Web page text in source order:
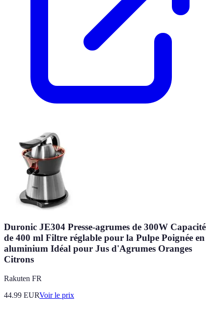
Duronic JE304 Presse-agrumes de 300W Capacité
de 400 ml Filtre réglable pour la Pulpe Poignée en
aluminium Idéal pour Jus d'Agrumes Oranges
Citrons
Rakuten FR
44.99 EURVoir le prix